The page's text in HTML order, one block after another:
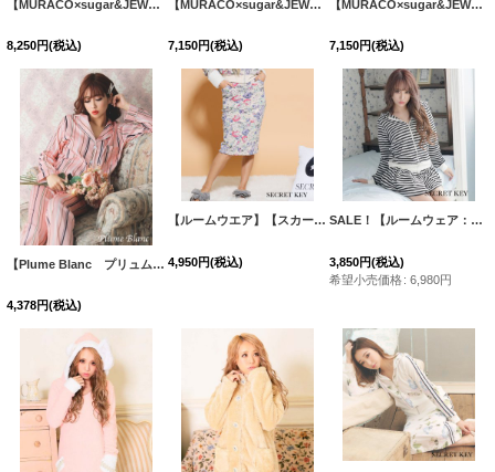
【MURACO×sugar&JEWELS】MURACOLONDON ムラココラボTシャツ/ ベーシックロゴデザイン【S-XLサイズ】[HC02]
8,250円(税込)
【MURACO×sugar&JEWELS】MURACOLONDON ムラココラボTシャツ/ ポイントアイコンデザイン【S-XLサイズ】[HC02]
7,150円(税込)
【MURACO×sugar&JEWELS】MURACOLONDON ムラココラボTシャツ/ バーコードデザイン【S-Lサイズ】[HC02]
7,150円(税込)
【Plume Blanc プリュムブラン】青木りえちゃんプロデュース!!【ルームウェア】ピンクストライプサテン パジャマ【HC02】
4,378円(税込)
【ルームウエア】【スカート】ラブフラワーロングスカート
4,950円(税込)
SALE！【ルームウェア：セットアップ】モールボーダージップパーカー/ジャージ/スウェット/部屋着/パジャマ/・3サイズ [HC02]
3,850円(税込)
希望小売価格: 6,980円